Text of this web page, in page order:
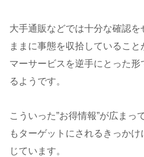
大手通販などでは十分な確認
ままに事態を収拾しているこ
マーサービスを逆手にとった
るようです。
こういった”お得情報”が広まっ
もターゲットにされるきっか
じています。